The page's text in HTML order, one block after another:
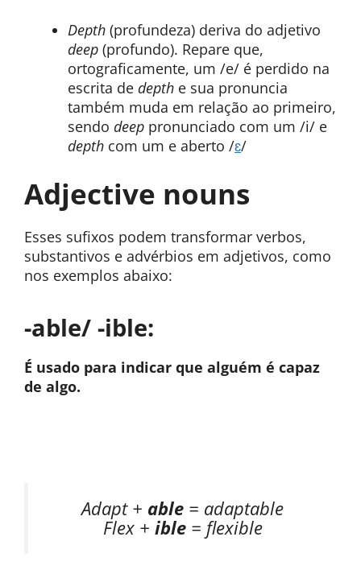
Depth (profundeza) deriva do adjetivo
deep (profundo). Repare que,
ortograficamente, um /e/ é perdido na
escrita de depth e sua pronuncia
também muda em relação ao primeiro,
sendo deep pronunciado com um /i/ e
depth com um e aberto /ɛ/
Adjective nouns
Esses sufixos podem transformar verbos,
substantivos e advérbios em adjetivos, como
nos exemplos abaixo:
-able/ -ible:
É usado para indicar que alguém é capaz
de algo.
Adapt + able = adaptable
Flex + ible = flexible